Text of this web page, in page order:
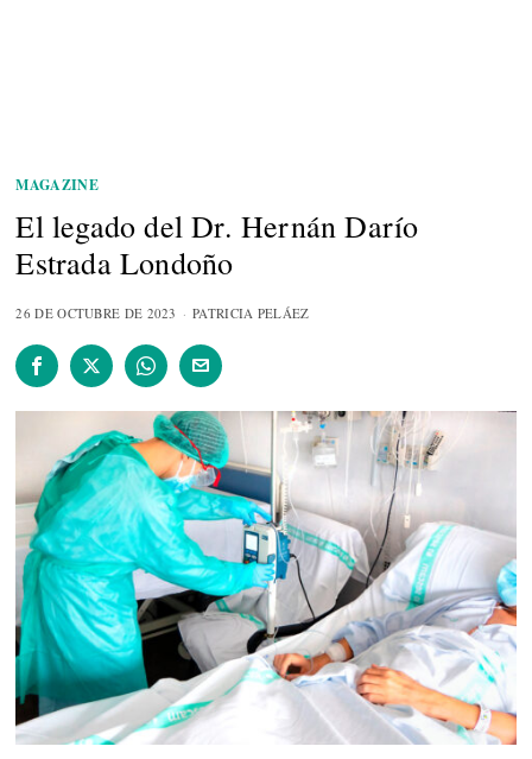
MAGAZINE
El legado del Dr. Hernán Darío
Estrada Londoño
26 DE OCTUBRE DE 2023 PATRICIA PELÁEZ